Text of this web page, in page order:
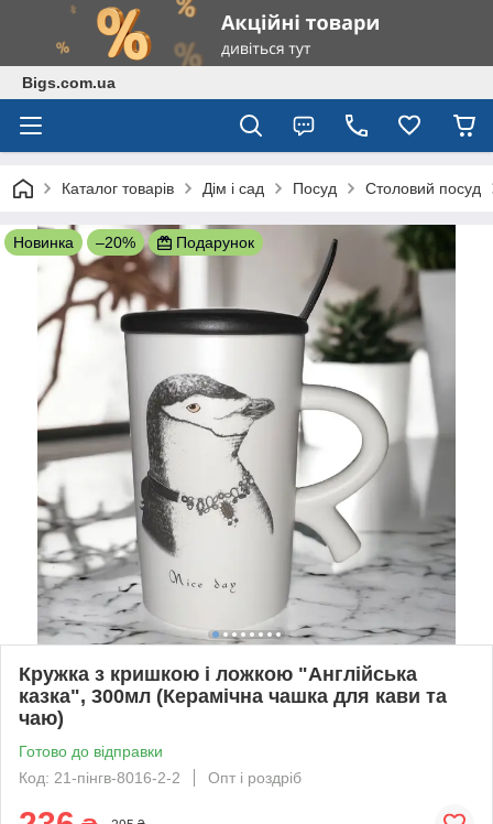
Bigs.com.ua
Каталог товарів Дім і сад Посуд Столовий посуд
Новинка –20% Подарунок
Кружка з кришкою і ложкою "Англійська
казка", 300мл (Керамічна чашка для кави та
чаю)
Готово до відправки
Код: 21-пінгв-8016-2-2
Опт і роздріб